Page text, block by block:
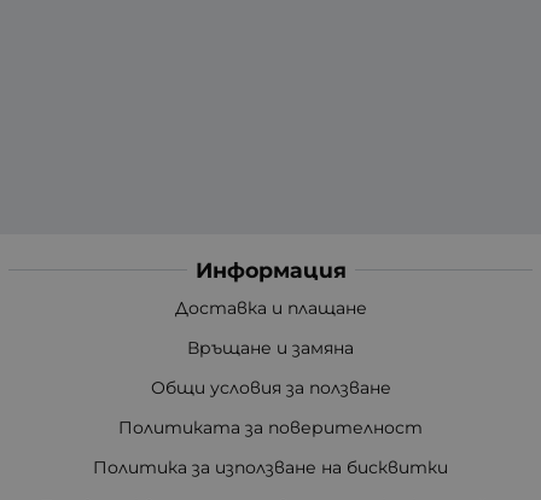
Информация
Доставка и плащане
Връщане и замяна
Общи условия за ползване
Политиката за поверителност
Политика за използване на бисквитки